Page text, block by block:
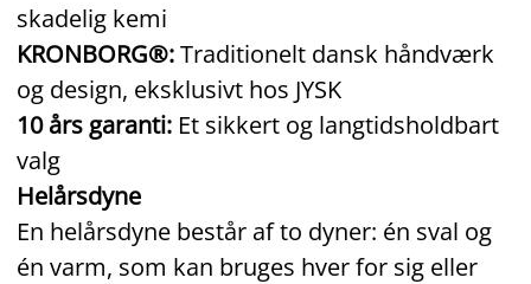
skadelig kemi
KRONBORG®:Traditionelt dansk håndværk
og design, eksklusivt hos JYSK
10 års garanti: Et sikkert og langtidsholdbart
valg
Helårsdyne
En helårsdyne består af to dyner: én sval og
én varm, som kan bruges hver for sig eller